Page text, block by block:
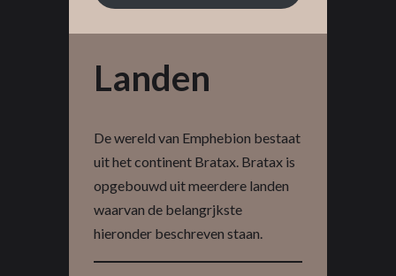
Landen
De wereld van Emphebion bestaat
uit het continent Bratax. Bratax is
opgebouwd uit meerdere landen
waarvan de belangrjkste
hieronder beschreven staan.